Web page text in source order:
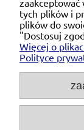
Michał
zaakceptować
tych plików i
plików do
"Dostosuj
Więcej o
Polityce